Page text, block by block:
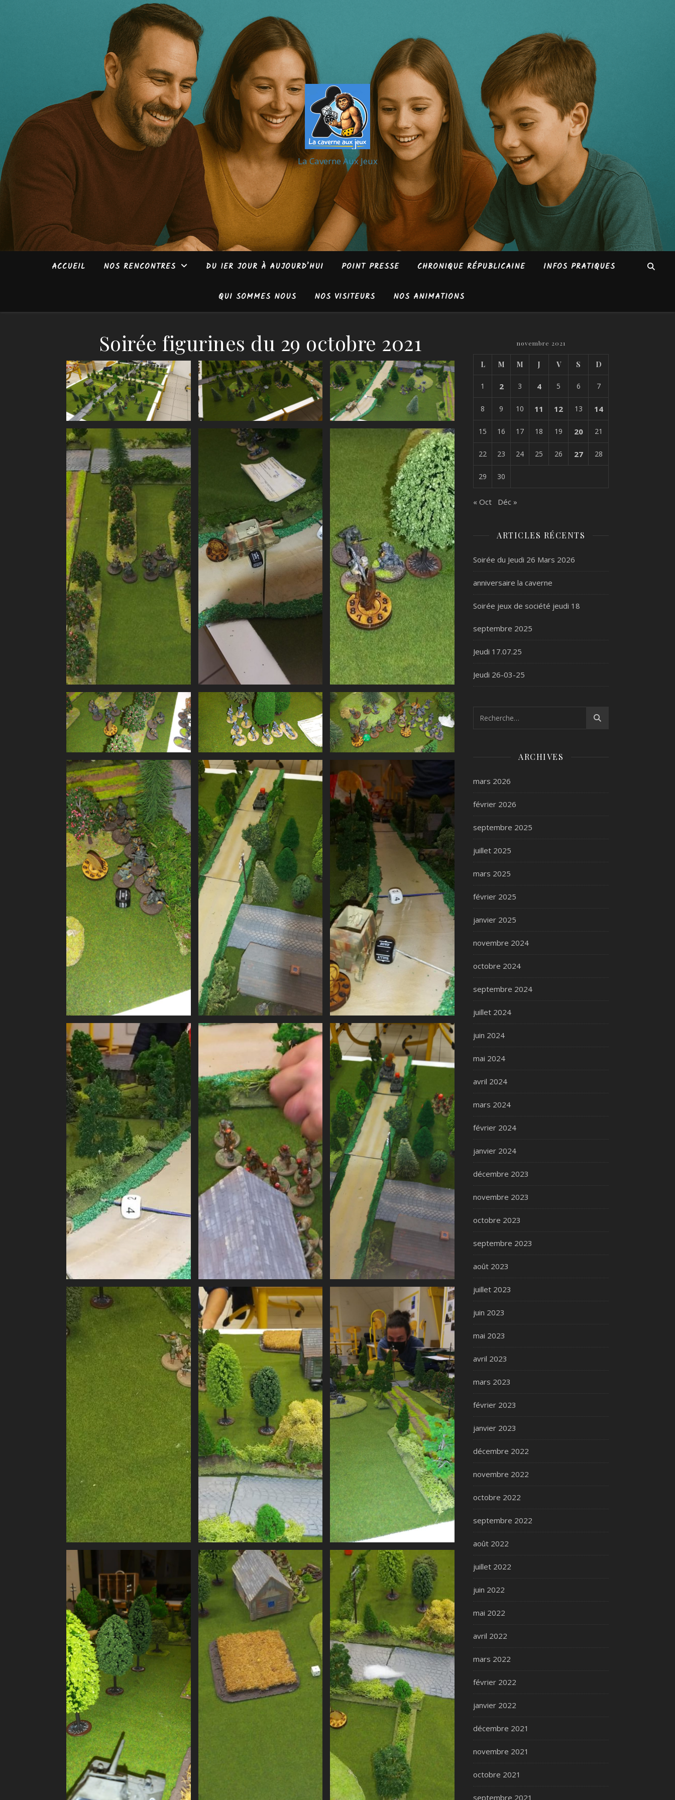
La Caverne Aux Jeux
ACCUEIL NOS RENCONTRES DU 1ER JOUR À AUJOURD’HUI POINT PRESSE CHRONIQUE RÉPUBLICAINE INFOS PRATIQUES
QUI SOMMES NOUS NOS VISITEURS NOS ANIMATIONS
Soirée figurines du 29 octobre 2021 novembre 2021
L M M J V S D
1 2 3 4 5 6 7
8 9 10 11 12 13 14
15 16 17 18 19 20 21
22 23 24 25 26 27 28
29 30
« Oct Déc »
ARTICLES RÉCENTS
Soirée du Jeudi 26 Mars 2026
anniversaire la caverne
Soirée jeux de société jeudi 18
septembre 2025
Jeudi 17.07.25
Jeudi 26-03-25
ARCHIVES
mars 2026
février 2026
septembre 2025
juillet 2025
mars 2025
février 2025
janvier 2025
novembre 2024
octobre 2024
septembre 2024
juillet 2024
juin 2024
mai 2024
avril 2024
mars 2024
février 2024
janvier 2024
décembre 2023
novembre 2023
octobre 2023
septembre 2023
août 2023
juillet 2023
juin 2023
mai 2023
avril 2023
mars 2023
février 2023
janvier 2023
décembre 2022
novembre 2022
octobre 2022
septembre 2022
août 2022
juillet 2022
juin 2022
mai 2022
avril 2022
mars 2022
février 2022
janvier 2022
décembre 2021
novembre 2021
octobre 2021
septembre 2021